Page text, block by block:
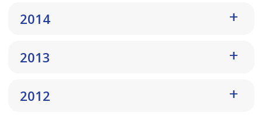
2014
2013
2012